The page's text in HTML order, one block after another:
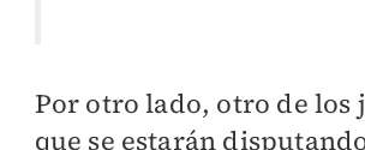
Por otro lado, otro de los
que se estarán